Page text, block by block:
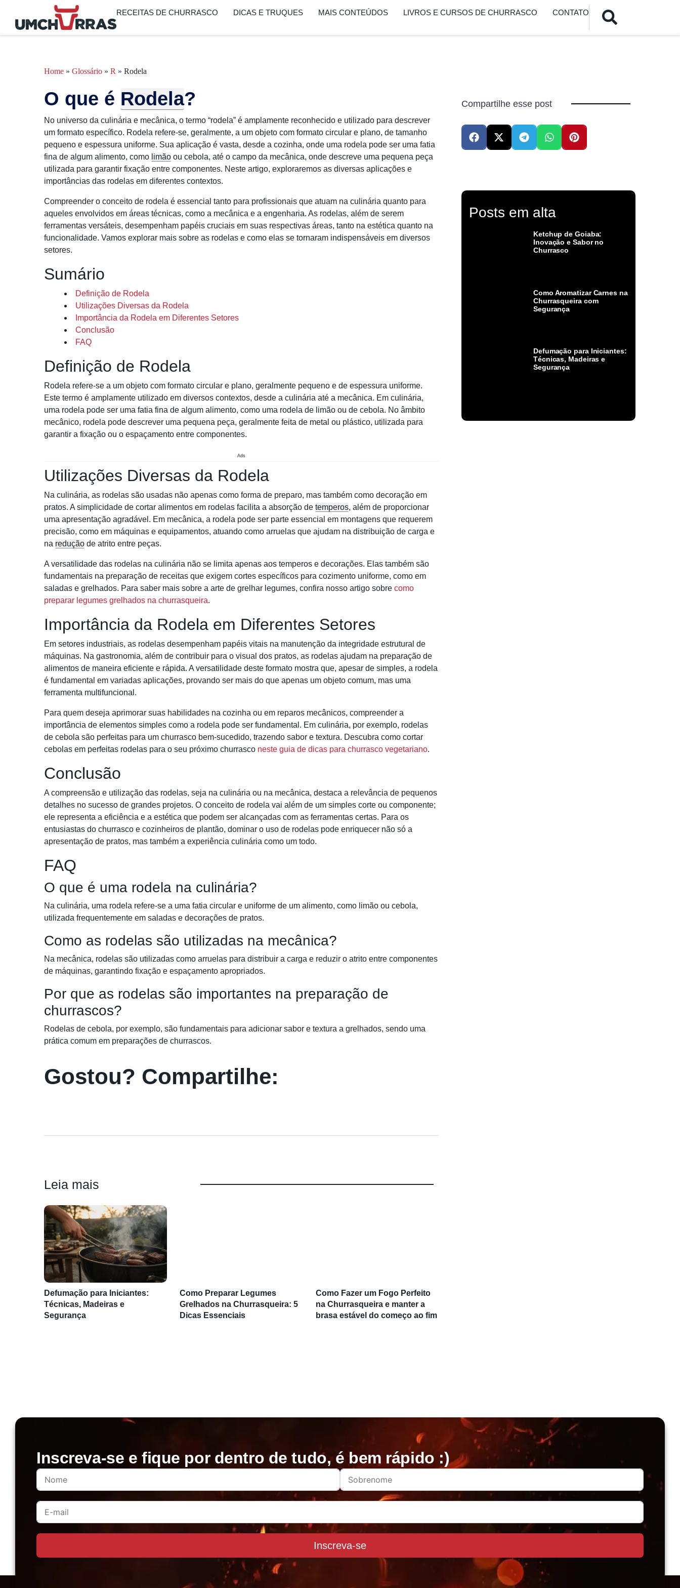
RECEITAS DE CHURRASCO DICAS E TRUQUES MAIS CONTEÚDOS LIVROS E CURSOS DE CHURRASCO CONTATO
Home » Glossário » R » Rodela
O que é Rodela?
No universo da culinária e mecânica, o termo “rodela” é amplamente reconhecido e utilizado para descrever
um formato específico. Rodela refere-se, geralmente, a um objeto com formato circular e plano, de tamanho
pequeno e espessura uniforme. Sua aplicação é vasta, desde a cozinha, onde uma rodela pode ser uma fatia
fina de algum alimento, como limão ou cebola, até o campo da mecânica, onde descreve uma pequena peça
utilizada para garantir fixação entre componentes. Neste artigo, exploraremos as diversas aplicações e
importâncias das rodelas em diferentes contextos.
Compreender o conceito de rodela é essencial tanto para profissionais que atuam na culinária quanto para
aqueles envolvidos em áreas técnicas, como a mecânica e a engenharia. As rodelas, além de serem
ferramentas versáteis, desempenham papéis cruciais em suas respectivas áreas, tanto na estética quanto na
funcionalidade. Vamos explorar mais sobre as rodelas e como elas se tornaram indispensáveis em diversos
setores.
Sumário
Definição de Rodela
Utilizações Diversas da Rodela
Importância da Rodela em Diferentes Setores
Conclusão
FAQ
Definição de Rodela
Rodela refere-se a um objeto com formato circular e plano, geralmente pequeno e de espessura uniforme.
Este termo é amplamente utilizado em diversos contextos, desde a culinária até a mecânica. Em culinária,
uma rodela pode ser uma fatia fina de algum alimento, como uma rodela de limão ou de cebola. No âmbito
mecânico, rodela pode descrever uma pequena peça, geralmente feita de metal ou plástico, utilizada para
garantir a fixação ou o espaçamento entre componentes.
Ads
Utilizações Diversas da Rodela
Na culinária, as rodelas são usadas não apenas como forma de preparo, mas também como decoração em
pratos. A simplicidade de cortar alimentos em rodelas facilita a absorção de temperos, além de proporcionar
uma apresentação agradável. Em mecânica, a rodela pode ser parte essencial em montagens que requerem
precisão, como em máquinas e equipamentos, atuando como arruelas que ajudam na distribuição de carga e
na redução de atrito entre peças.
A versatilidade das rodelas na culinária não se limita apenas aos temperos e decorações. Elas também são
fundamentais na preparação de receitas que exigem cortes específicos para cozimento uniforme, como em
saladas e grelhados. Para saber mais sobre a arte de grelhar legumes, confira nosso artigo sobre como
preparar legumes grelhados na churrasqueira.
Importância da Rodela em Diferentes Setores
Em setores industriais, as rodelas desempenham papéis vitais na manutenção da integridade estrutural de
máquinas. Na gastronomia, além de contribuir para o visual dos pratos, as rodelas ajudam na preparação de
alimentos de maneira eficiente e rápida. A versatilidade deste formato mostra que, apesar de simples, a rodela
é fundamental em variadas aplicações, provando ser mais do que apenas um objeto comum, mas uma
ferramenta multifuncional.
Para quem deseja aprimorar suas habilidades na cozinha ou em reparos mecânicos, compreender a
importância de elementos simples como a rodela pode ser fundamental. Em culinária, por exemplo, rodelas
de cebola são perfeitas para um churrasco bem-sucedido, trazendo sabor e textura. Descubra como cortar
cebolas em perfeitas rodelas para o seu próximo churrasco neste guia de dicas para churrasco vegetariano.
Conclusão
A compreensão e utilização das rodelas, seja na culinária ou na mecânica, destaca a relevância de pequenos
detalhes no sucesso de grandes projetos. O conceito de rodela vai além de um simples corte ou componente;
ele representa a eficiência e a estética que podem ser alcançadas com as ferramentas certas. Para os
entusiastas do churrasco e cozinheiros de plantão, dominar o uso de rodelas pode enriquecer não só a
apresentação de pratos, mas também a experiência culinária como um todo.
FAQ
O que é uma rodela na culinária?
Na culinária, uma rodela refere-se a uma fatia circular e uniforme de um alimento, como limão ou cebola,
utilizada frequentemente em saladas e decorações de pratos.
Como as rodelas são utilizadas na mecânica?
Na mecânica, rodelas são utilizadas como arruelas para distribuir a carga e reduzir o atrito entre componentes
de máquinas, garantindo fixação e espaçamento apropriados.
Por que as rodelas são importantes na preparação de
churrascos?
Rodelas de cebola, por exemplo, são fundamentais para adicionar sabor e textura a grelhados, sendo uma
prática comum em preparações de churrascos.
Gostou? Compartilhe:
Leia mais
Defumação para Iniciantes:
Técnicas, Madeiras e
Segurança
Como Preparar Legumes
Grelhados na Churrasqueira: 5
Dicas Essenciais
Como Fazer um Fogo Perfeito
na Churrasqueira e manter a
brasa estável do começo ao fim
Compartilhe esse post
Posts em alta
Ketchup de Goiaba:
Inovação e Sabor no
Churrasco
Como Aromatizar Carnes na
Churrasqueira com
Segurança
Defumação para Iniciantes:
Técnicas, Madeiras e
Segurança
Inscreva-se e fique por dentro de tudo, é bem rápido :)
Inscreva-se